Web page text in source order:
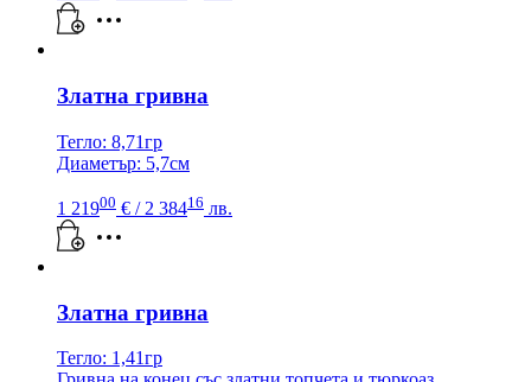
Златна гривна
Тегло: 8,71гр
Диаметър: 5,7см
1 21900 € / 2 38416 лв.
Златна гривна
Тегло: 1,41гр